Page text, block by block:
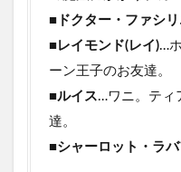
■ ドクター・ファシ
■レイモンド(レイ)…
ーン王子のお友達。
■ルイス…ワニ。ティ
達。
■シャーロット・ラバ